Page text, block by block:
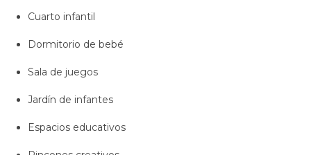
Cuarto infantil
Dormitorio de bebé
Sala de juegos
Jardín de infantes
Espacios educativos